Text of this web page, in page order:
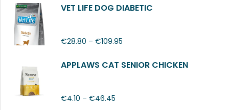
VET LIFE DOG DIABETIC
€28.80 – €109.95
APPLAWS CAT SENIOR CHICKEN
€4.10 – €46.45